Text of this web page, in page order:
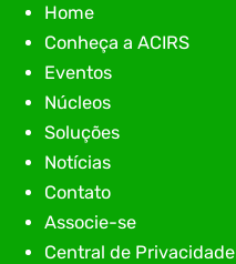
Home
Conheça a ACIRS
Eventos
Núcleos
Soluções
Notícias
Contato
Associe-se
Central de Privacidade